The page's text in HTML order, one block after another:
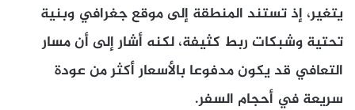
يتغير، إذ تستند المنطقة إلى موقع جغرافي وبنية
تحتية وشبكات ربط كثيفة، لكنه أشار إلى أن مسار
التعافي قد يكون مدفوعا بالأسعار أكثر من عودة
سريعة في أحجام السفر.